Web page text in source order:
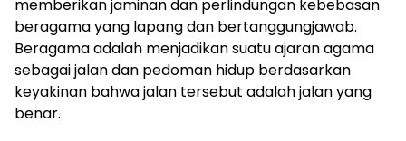
memberikan jaminan dan perlindungan kebebasan
beragama yang lapang dan bertanggungjawab.
Beragama adalah menjadikan suatu ajaran agama
sebagai jalan dan pedoman hidup berdasarkan
keyakinan bahwa jalan tersebut adalah jalan yang
benar.